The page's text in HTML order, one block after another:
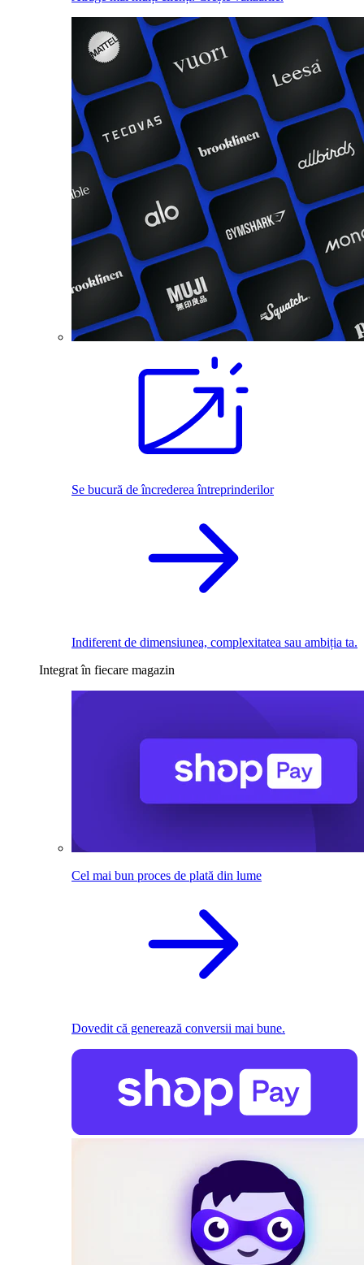
Se bucură de încrederea întreprinderilor
Indiferent de dimensiunea, complexitatea sau ambiția ta.
Integrat în fiecare magazin
Cel mai bun proces de plată din lume
Dovedit că generează conversii mai bune.